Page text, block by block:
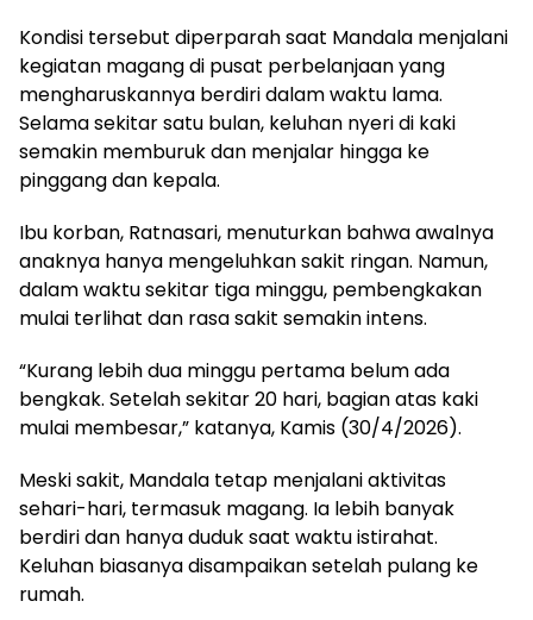
Kondisi tersebut diperparah saat Mandala menjalani
kegiatan magang di pusat perbelanjaan yang
mengharuskannya berdiri dalam waktu lama.
Selama sekitar satu bulan, keluhan nyeri di kaki
semakin memburuk dan menjalar hingga ke
pinggang dan kepala.
Ibu korban, Ratnasari, menuturkan bahwa awalnya
anaknya hanya mengeluhkan sakit ringan. Namun,
dalam waktu sekitar tiga minggu, pembengkakan
mulai terlihat dan rasa sakit semakin intens.
“Kurang lebih dua minggu pertama belum ada
bengkak. Setelah sekitar 20 hari, bagian atas kaki
mulai membesar,” katanya, Kamis (30/4/2026).
Meski sakit, Mandala tetap menjalani aktivitas
sehari-hari, termasuk magang. Ia lebih banyak
berdiri dan hanya duduk saat waktu istirahat.
Keluhan biasanya disampaikan setelah pulang ke
rumah.